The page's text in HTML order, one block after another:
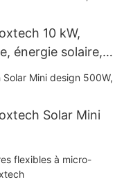
10 kW,
énergie solaire,
lithium 51,2 V
Solar Mini